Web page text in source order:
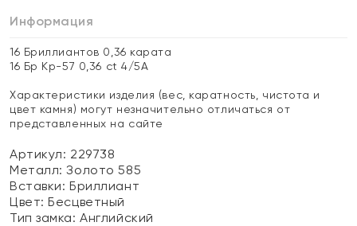
Информация
16 Бриллиантов 0,36 карата
16 Бр Кр-57 0,36 ct 4/5А
Характеристики изделия (вес, каратность, чистота и
цвет камня) могут незначительно отличаться от
представленных на сайте
Артикул: 229738
Металл:Золото 585
Вставки:Бриллиант
Цвет:Бесцветный
Тип замка:Английский